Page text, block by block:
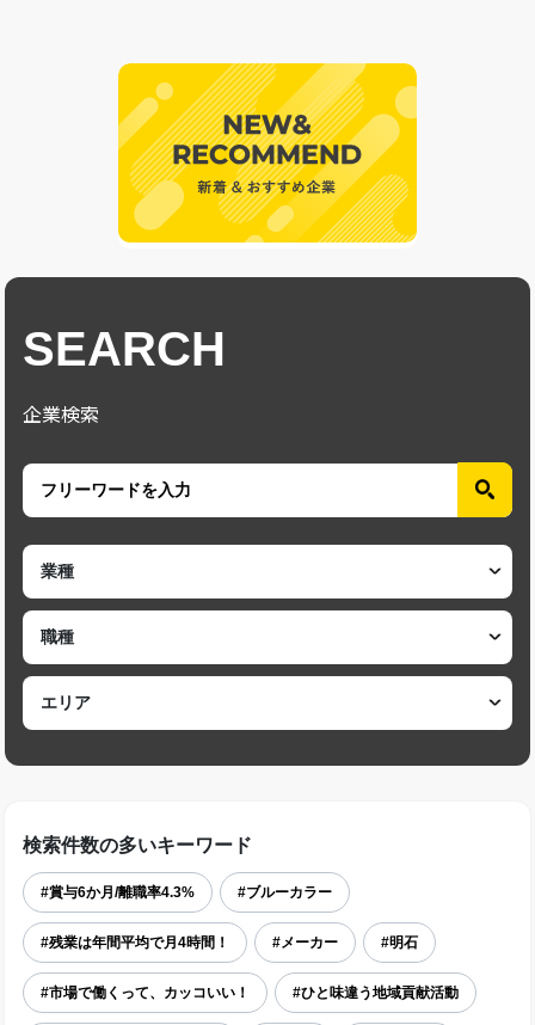
SEARCH
企業検索
検索件数の多いキーワード
#賞与6か月/離職率4.3% #ブルーカラー
#残業は年間平均で月4時間！ #メーカー #明石
#市場で働くって、カッコいい！ #ひと味違う地域貢献活動